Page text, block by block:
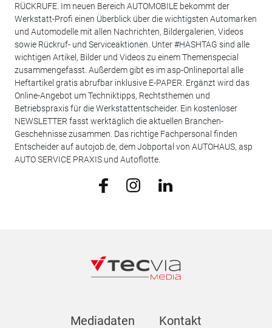
RÜCKRUFE. Im neuen Bereich AUTOMOBILE bekommt der
Werkstatt-Profi einen Überblick über die wichtigsten Automarken
und Automodelle mit allen Nachrichten, Bildergalerien, Videos
sowie Rückruf- und Serviceaktionen. Unter #HASHTAG sind alle
wichtigen Artikel, Bilder und Videos zu einem Themenspecial
zusammengefasst. Außerdem gibt es im asp-Onlineportal alle
Heftartikel gratis abrufbar inklusive E-PAPER. Ergänzt wird das
Online-Angebot um Techniktipps, Rechtsthemen und
Betriebspraxis für die Werkstattentscheider. Ein kostenloser
NEWSLETTER fasst werktäglich die aktuellen Branchen-
Geschehnisse zusammen. Das richtige Fachpersonal finden
Entscheider auf autojob.de, dem Jobportal von AUTOHAUS, asp
AUTO SERVICE PRAXIS und Autoflotte.
Mediadaten Kontakt